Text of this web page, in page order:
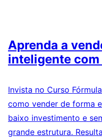
Aprenda a
inteligente com
Invista no Curso
como vender de forma
baixo investimento e
grande estrutura.